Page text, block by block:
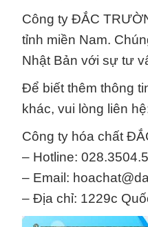
Công ty ĐẮC
tỉnh miền Nam.
Nhật Bản với sự tư
Để biết thêm thông
khác, vui lòng liên
Công ty hóa chất
– Hotline:
– Email:
– Địa chỉ: 1229c